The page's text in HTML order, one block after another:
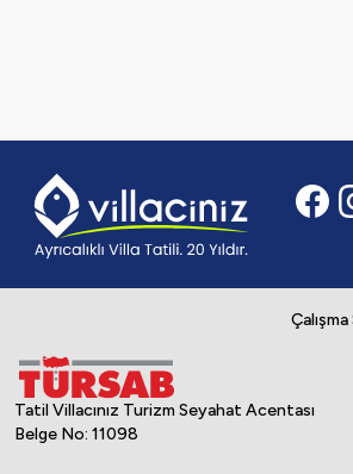
Tatil Villacınız Turizm Seyahat Acentası
Belge No: 11098